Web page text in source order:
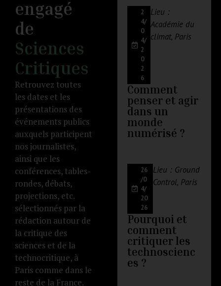
engagé
de
Sciences
Critiques
Retrouvez toutes
les dates et les
présentations des
événements publics
auxquels participent
nos journalistes,
ainsi que les
conférences, tables-
rondes, débats,
projections, etc.
sélectionnés par la
rédaction autour de
la critique des
sciences et de la
technocritique, à
Paris comme dans le
reste de la France.
2
4/
0
4/
2
0
2
6
Lieu :
Académie du
climat, Paris
Comment
penser et agir
dans un
monde
numérisé ?
26
/0
4/
20
26
Lieu : Ground
Control, Paris
Pourquoi et
comment
critiquer les
technoscienc
es ?